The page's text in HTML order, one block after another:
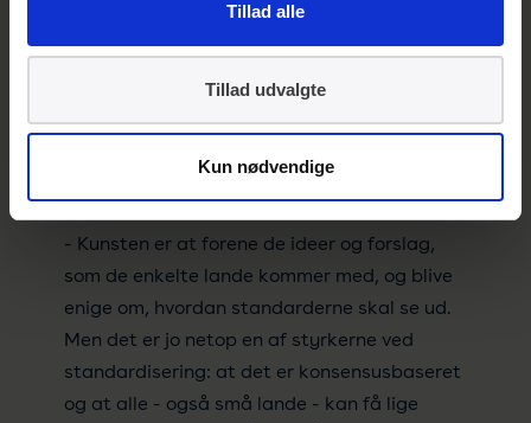
Tillad alle
Tillad udvalgte
Kun nødvendige
der findes inden for bæredygtige samfund,
hvilke der er relevante at medtage i
standarderne, og hvordan standarderne kan
bruges – eksempelvis af et land som
- Kunsten er at forene de ideer og forslag,
som de enkelte lande kommer med, og blive
enige om, hvordan standarderne skal se ud.
Men det er jo netop en af styrkerne ved
standardisering: at det er konsensusbaseret
og at alle - også små lande - kan få lige